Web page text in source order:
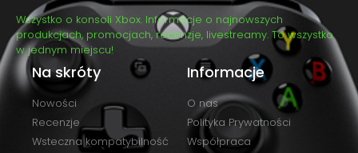
Wszystko o konsoli Xbox. Informacje o najnowszych
produkcjach, promocjach, recenzje, livestreamy. To wszystko
w jednym miejscu!
Na skróty
Nowości
Recenzje
Wsteczna kompatybilność
Informacje
O nas
Polityka Prywatności
Współpraca